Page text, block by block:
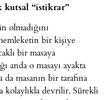
kutsal “istikrar”
olmadığını
bir kişiye
bir masaya
anda o masayı ayakta
masanın bir tarafına
kolaylıkla devrilir. Sürekli